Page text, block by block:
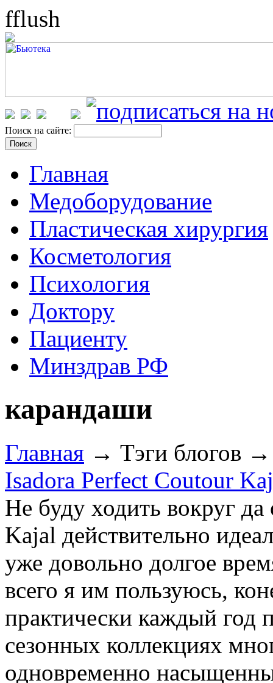
fflush
Поиск на сайте:
Главная
Медоборудование
Пластическая хирургия
Косметология
Психология
Доктору
Пациенту
Минздрав РФ
карандаши
Главная → Тэги блогов
Isadora Perfect Coutour
Не буду ходить вокруг
Kajal действительно
уже довольно долгое
всего я им пользуюсь,
практически каждый год
сезонных коллекциях
одновременно